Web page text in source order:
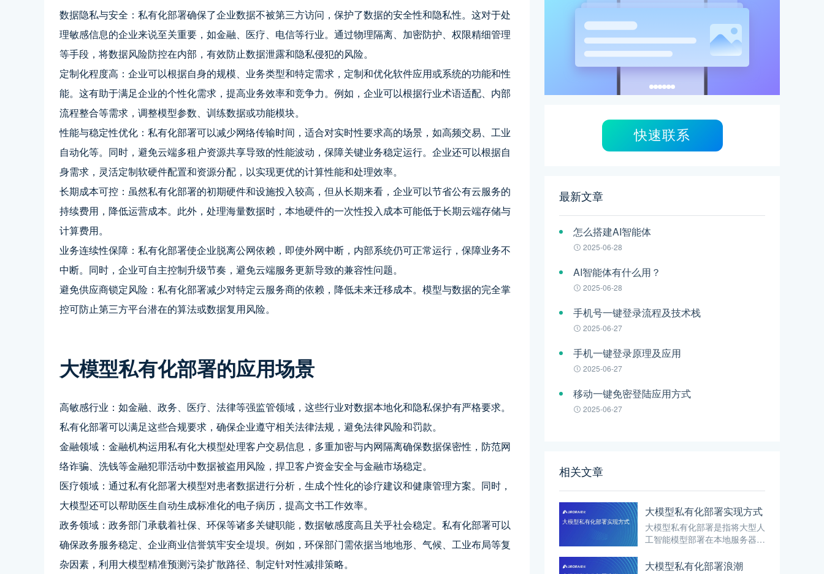
数据隐私与安全：私有化部署确保了企业数据不被第三方访问，保护了数据的安全性和隐私性。这对于处
理敏感信息的企业来说至关重要，如金融、医疗、电信等行业。通过物理隔离、加密防护、权限精细管理
等手段，将数据风险防控在内部，有效防止数据泄露和隐私侵犯的风险。
定制化程度高：企业可以根据自身的规模、业务类型和特定需求，定制和优化软件应用或系统的功能和性
能。这有助于满足企业的个性化需求，提高业务效率和竞争力。例如，企业可以根据行业术语适配、内部
流程整合等需求，调整模型参数、训练数据或功能模块。
性能与稳定性优化：私有化部署可以减少网络传输时间，适合对实时性要求高的场景，如高频交易、工业
自动化等。同时，避免云端多租户资源共享导致的性能波动，保障关键业务稳定运行。企业还可以根据自
身需求，灵活定制软硬件配置和资源分配，以实现更优的计算性能和处理效率。
长期成本可控：虽然私有化部署的初期硬件和设施投入较高，但从长期来看，企业可以节省公有云服务的
持续费用，降低运营成本。此外，处理海量数据时，本地硬件的一次性投入成本可能低于长期云端存储与
计算费用。
业务连续性保障：私有化部署使企业脱离公网依赖，即使外网中断，内部系统仍可正常运行，保障业务不
中断。同时，企业可自主控制升级节奏，避免云端服务更新导致的兼容性问题。
避免供应商锁定风险：私有化部署减少对特定云服务商的依赖，降低未来迁移成本。模型与数据的完全掌
控可防止第三方平台潜在的算法或数据复用风险。
大模型私有化部署的应用场景
高敏感行业：如金融、政务、医疗、法律等强监管领域，这些行业对数据本地化和隐私保护有严格要求。
私有化部署可以满足这些合规要求，确保企业遵守相关法律法规，避免法律风险和罚款。
金融领域：金融机构运用私有化大模型处理客户交易信息，多重加密与内网隔离确保数据保密性，防范网
络诈骗、洗钱等金融犯罪活动中数据被盗用风险，捍卫客户资金安全与金融市场稳定。
医疗领域：通过私有化部署大模型对患者数据进行分析，生成个性化的诊疗建议和健康管理方案。同时，
大模型还可以帮助医生自动生成标准化的电子病历，提高文书工作效率。
政务领域：政务部门承载着社保、环保等诸多关键职能，数据敏感度高且关乎社会稳定。私有化部署可以
确保政务服务稳定、企业商业信誉筑牢安全堤坝。例如，环保部门需依据当地地形、气候、工业布局等复
杂因素，利用大模型精准预测污染扩散路径、制定针对性减排策略。
快速联系
最新文章
怎么搭建AI智能体
2025-06-28
AI智能体有什么用？
2025-06-28
手机号一键登录流程及技术栈
2025-06-27
手机一键登录原理及应用
2025-06-27
移动一键免密登陆应用方式
2025-06-27
相关文章
大模型私有化部署实现方式
大模型私有化部署是指将大型人
工智能模型部署在本地服务器或
云端服务或第三方平台。
大模型私有化部署浪潮